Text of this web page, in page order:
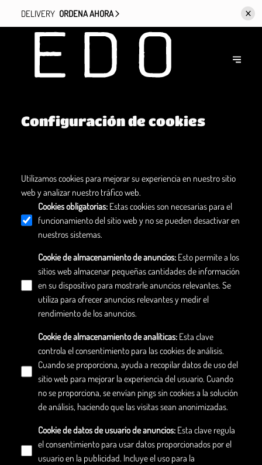
DELIVERY ORDENA AHORA
Configuración de cookies
Utilizamos cookies para mejorar su experiencia en nuestro sitio
web y analizar nuestro tráfico web.
Cookies obligatorias: Estas cookies son necesarias para el
funcionamiento del sitio web y no se pueden desactivar en
nuestros sistemas.
Cookie de almacenamiento de anuncios: Esto permite a los
sitios web almacenar pequeñas cantidades de información
en su dispositivo para mostrarle anuncios relevantes. Se
utiliza para ofrecer anuncios relevantes y medir el
rendimiento de los anuncios.
Cookie de almacenamiento de analíticas: Esta clave
controla el consentimiento para las cookies de análisis.
Cuando se proporciona, ayuda a recopilar datos de uso del
sitio web para mejorar la experiencia del usuario. Cuando
no se proporciona, se envían pings sin cookies a la solución
de análisis, haciendo que las visitas sean anonimizadas.
Cookie de datos de usuario de anuncios: Esta clave regula
el consentimiento para usar datos proporcionados por el
usuario en la publicidad. Incluye el uso para la